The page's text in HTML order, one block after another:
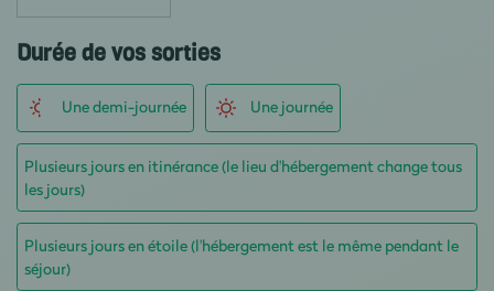
Durée de vos sorties
Une demi-journée Une journée
Plusieurs jours en itinérance (le lieu d'hébergement change tous
les jours)
Plusieurs jours en étoile (l'hébergement est le même pendant le
séjour)